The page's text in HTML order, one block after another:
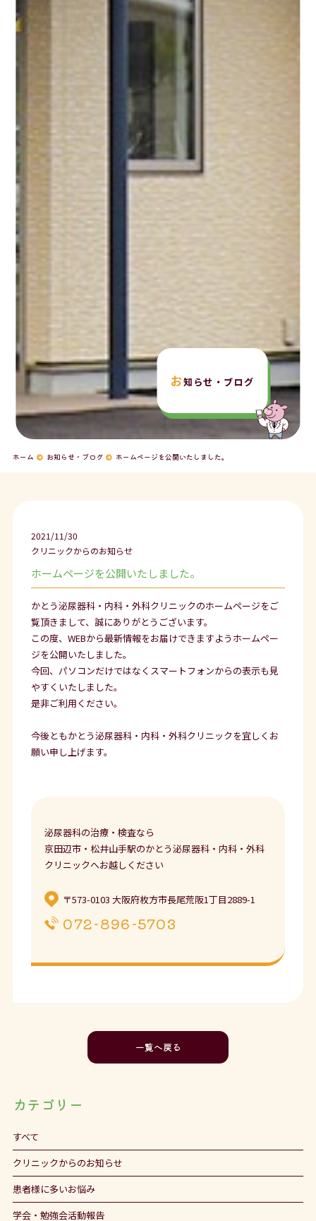
お知らせ・ブログ
ホーム お知らせ・ブログ ホームページを公開いたしました。
2021/11/30
クリニックからのお知らせ
ホームページを公開いたしました。
かとう泌尿器科・内科・外科クリニックのホームページをご
覧頂きまして、誠にありがとうございます。
この度、WEBから最新情報をお届けできますようホームペー
ジを公開いたしました。
今回、パソコンだけではなくスマートフォンからの表示も見
やすくいたしました。
是非ご利用ください。
今後ともかとう泌尿器科・内科・外科クリニックを宜しくお
願い申し上げます。
泌尿器科の治療・検査なら
京田辺市・松井山手駅のかとう泌尿器科・内科・外科
クリニックへお越しください
〒573-0103 大阪府枚方市長尾荒阪1丁目2889-1
072-896-5703
一覧へ戻る
カテゴリー
すべて
クリニックからのお知らせ
患者様に多いお悩み
学会・勉強会活動報告